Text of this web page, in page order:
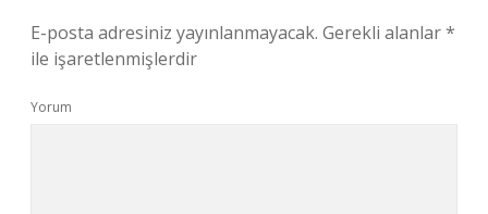
E-posta adresiniz yayınlanmayacak. Gerekli alanlar*
ile işaretlenmişlerdir
Yorum